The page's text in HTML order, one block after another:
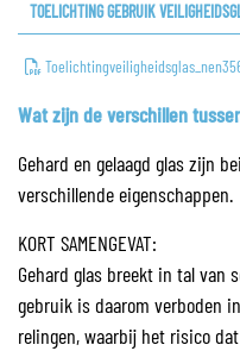
TOELICHTING GEBRUIK
Wat zijn de verschillen
Gehard en gelaagd glas zijn
verschillende eigenschappen.
KORT SAMENGEVAT:
Gehard glas breekt in tal van
gebruik is daarom verboden
relingen, waarbij het risico